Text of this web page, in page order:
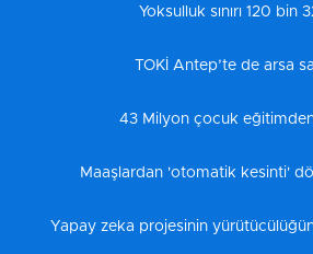
Yoksulluk sınırı 120 bin
TOKİ Antep’te de arsa
43 Milyon çocuk
Maaşlardan 'otomatik kesinti'
Yapay zeka projesinin